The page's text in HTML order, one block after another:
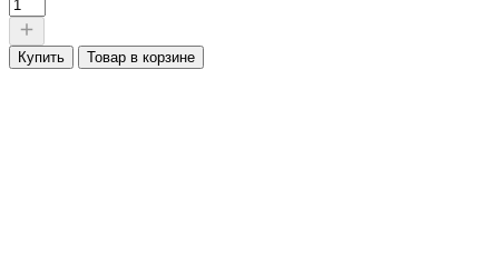
Купить Товар в корзине